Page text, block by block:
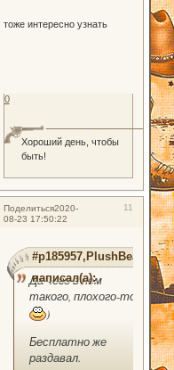
тоже интересно узнать
Хороший день, чтобы
быть!
0
Поделиться 11
2020-
08-23 17:50:22
#p185957,PlushBear
написал(а):
Да чего в нем
такого, плохого-то?
)
Бесплатно же
раздавал.